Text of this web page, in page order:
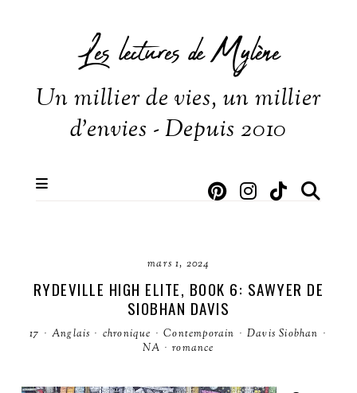
Les lectures de Mylène
Un millier de vies, un millier
d'envies - Depuis 2010
mars 1, 2024
RYDEVILLE HIGH ELITE, BOOK 6: SAWYER DE
SIOBHAN DAVIS
17 · Anglais · chronique · Contemporain · Davis Siobhan ·
NA · romance